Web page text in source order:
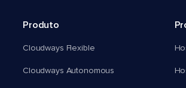
Produto
Cloudways Flexible
Cloudways Autonomous